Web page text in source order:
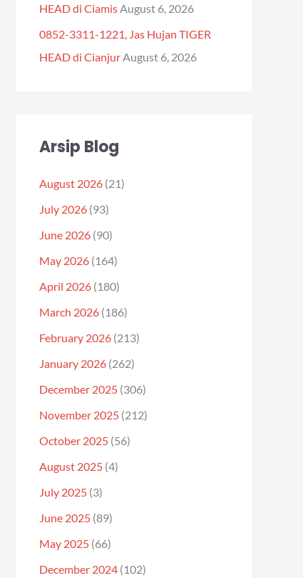
HEAD di CiamisAugust 6, 2026
0852-3311-1221, Jas Hujan TIGER
HEAD di CianjurAugust 6, 2026
Arsip Blog
August 2026 (21)
July 2026 (93)
June 2026 (90)
May 2026 (164)
April 2026 (180)
March 2026 (186)
February 2026 (213)
January 2026 (262)
December 2025 (306)
November 2025 (212)
October 2025 (56)
August 2025 (4)
July 2025 (3)
June 2025 (89)
May 2025 (66)
December 2024 (102)